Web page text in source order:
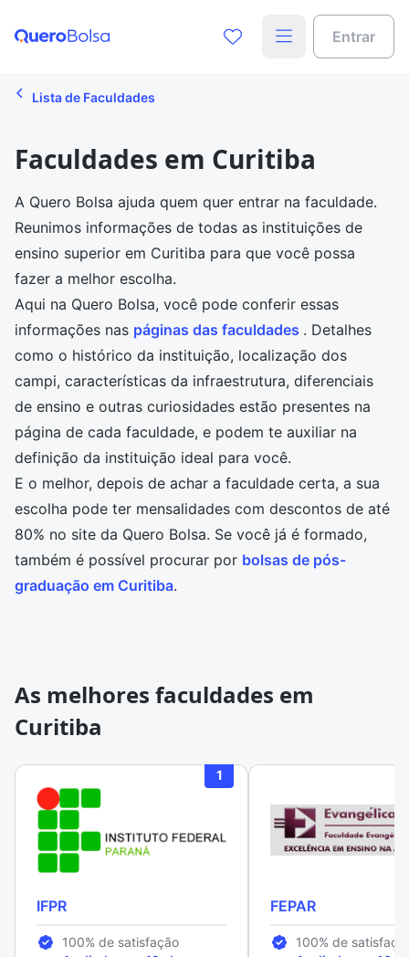
Entrar
Lista de Faculdades
Faculdades em Curitiba
A Quero Bolsa ajuda quem quer entrar na faculdade.
Reunimos informações de todas as instituições de
ensino superior em Curitiba para que você possa
fazer a melhor escolha.
Aqui na Quero Bolsa, você pode conferir essas
informações nas páginas das faculdades . Detalhes
como o histórico da instituição, localização dos
campi, características da infraestrutura, diferenciais
de ensino e outras curiosidades estão presentes na
página de cada faculdade, e podem te auxiliar na
definição da instituição ideal para você.
E o melhor, depois de achar a faculdade certa, a sua
escolha pode ter mensalidades com descontos de até
80% no site da Quero Bolsa. Se você já é formado,
também é possível procurar por bolsas de pós-
graduação em Curitiba.
As melhores faculdades em
Curitiba
1
IFPR
100% de satisfação
FEPAR
100% de